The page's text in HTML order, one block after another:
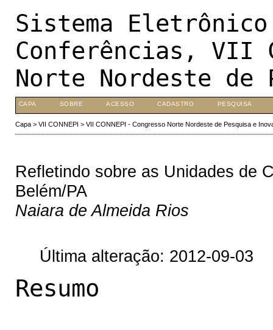
Sistema
Conferências, VII
Norte Nordeste de
CAPA SOBRE ACESSO CADASTRO PESQUISA
Capa> VII CONNEPI > VII CONNEPI - Congresso Norte Nordeste de Pesquisa e
Refletindo sobre as Unidades de
Belém/PA
Naiara de Almeida Rios
Última alteração: 2012-09-03
Resumo